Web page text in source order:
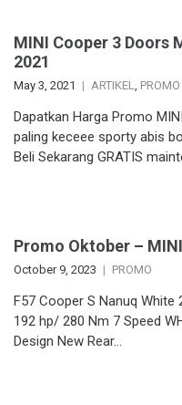
MINI Cooper 3 Doors
2021
May 3, 2021 ARTIKEL, PROMO
Dapatkan Harga Promo
paling keceee sporty abis
Beli Sekarang GRATIS
Promo Oktober –
October 9, 2023 PROMO
F57 Cooper S Nanuq White
192 hp/ 280 Nm 7 Speed
Design New Rear…